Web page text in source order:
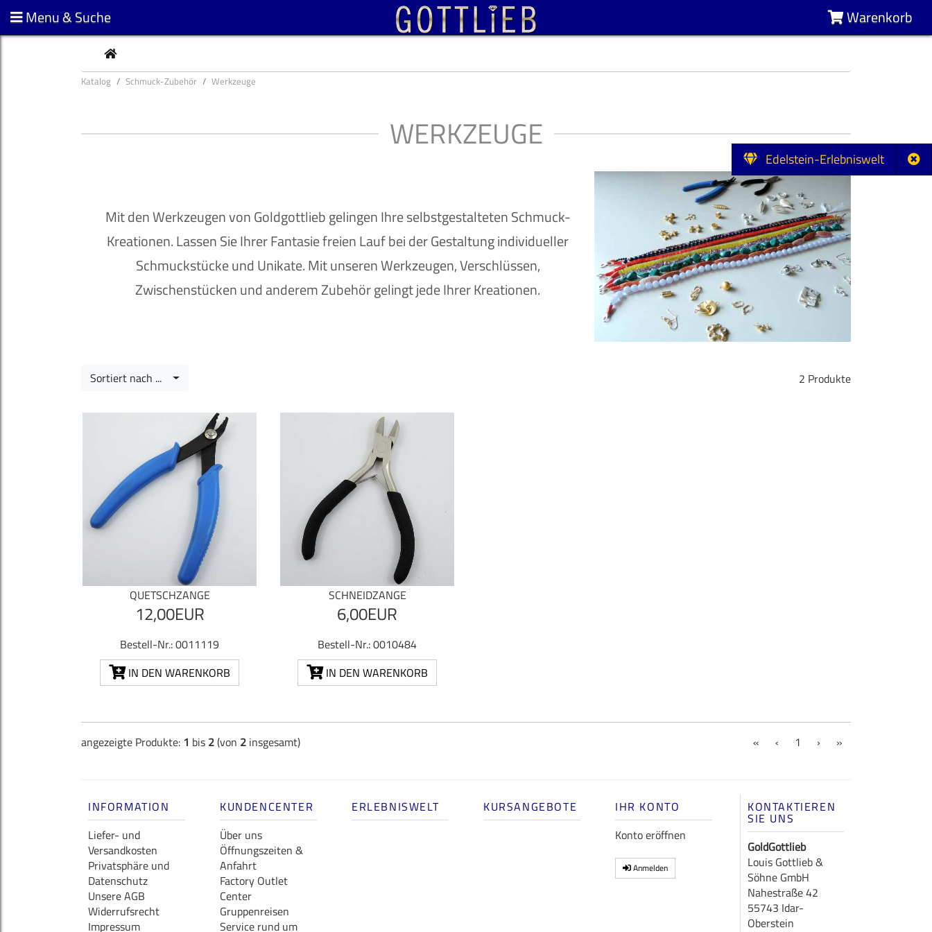
Edelstein-Erlebniswelt
Menu & Suche Warenkorb
CURRENT
Katalog Schmuck-Zubehör Werkzeuge
WERKZEUGE
Mit den Werkzeugen von Goldgottlieb gelingen Ihre selbstgestalteten Schmuck-
Kreationen. Lassen Sie Ihrer Fantasie freien Lauf bei der Gestaltung individueller
Schmuckstücke und Unikate. Mit unseren Werkzeugen, Verschlüssen,
Zwischenstücken und anderem Zubehör gelingt jede Ihrer Kreationen.
2 Produkte
Sortiert nach ...
QUETSCHZANGE
12,00EUR
Bestell-Nr.: 0011119
IN DEN WARENKORB
SCHNEIDZANGE
6,00EUR
Bestell-Nr.: 0010484
IN DEN WARENKORB
angezeigte Produkte: 1 bis 2(von 2 insgesamt) « ‹ 1 (current)
› »
INFORMATION
Liefer- und
Versandkosten
Privatsphäre und
Datenschutz
Unsere AGB
Widerrufsrecht
Impressum
KUNDENCENTER
Über uns
Öffnungszeiten &
Anfahrt
Factory Outlet
Center
Gruppenreisen
Service rund um
ERLEBNISWELT KURSANGEBOTE
IHR KONTO
Konto eröffnen
Anmelden
KONTAKTIEREN
SIE UNS
GoldGottlieb
Louis Gottlieb &
Söhne GmbH
Nahestraße 42
55743 Idar-
Oberstein